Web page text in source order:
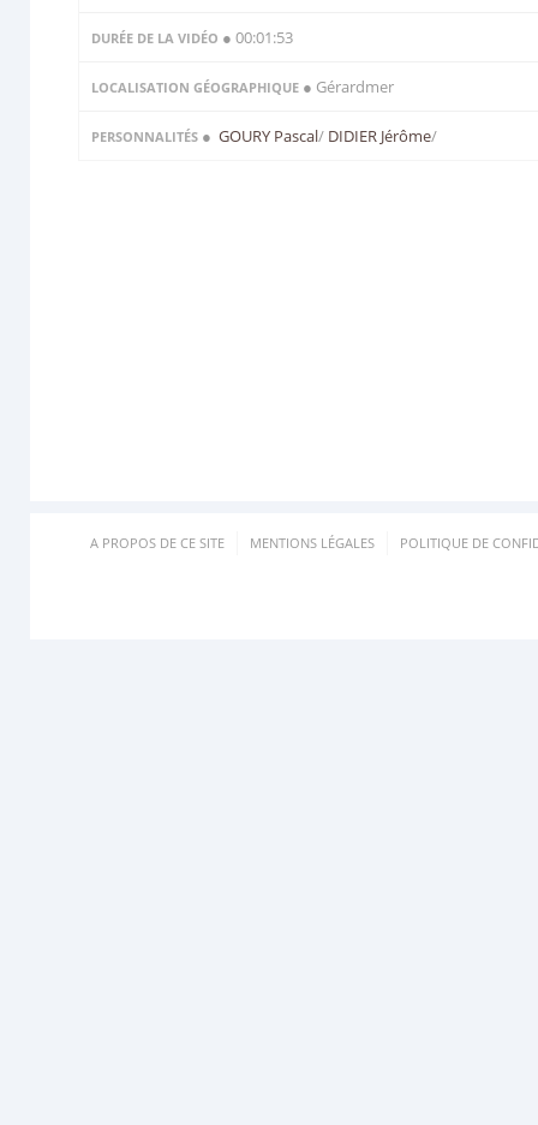
DURÉE DE LA VIDÉO ● 00:01:53
LOCALISATION GÉOGRAPHIQUE ● Gérardmer
PERSONNALITÉS ● GOURY Pascal/ DIDIER Jérôme/
A PROPOS DE CE SITE MENTIONS LÉGALES POLITIQUE DE